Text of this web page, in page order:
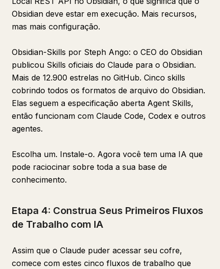
Obsidian deve estar em execução. Mais recursos,
mas mais configuração.
Obsidian-Skills por Steph Ango: o CEO do Obsidian
publicou Skills oficiais do Claude para o Obsidian.
Mais de 12.900 estrelas no GitHub. Cinco skills
cobrindo todos os formatos de arquivo do Obsidian.
Elas seguem a especificação aberta Agent Skills,
então funcionam com Claude Code, Codex e outros
agentes.
Escolha um. Instale-o. Agora você tem uma IA que
pode raciocinar sobre toda a sua base de
conhecimento.
Etapa 4: Construa Seus Primeiros Fluxos
de Trabalho com IA
Assim que o Claude puder acessar seu cofre,
comece com estes cinco fluxos de trabalho que